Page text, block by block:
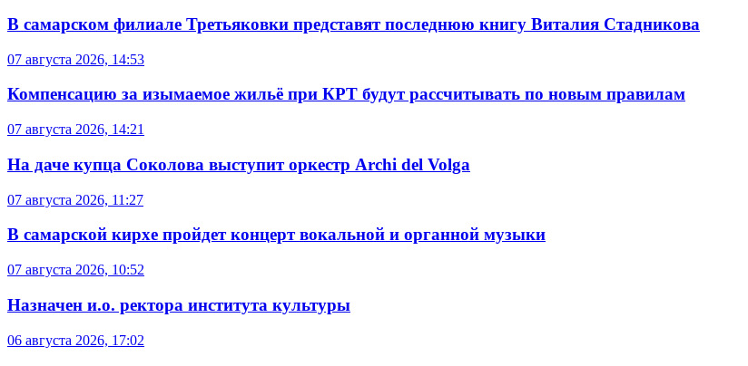
В самарском филиале Третьяковки представят последнюю книгу Виталия Стадникова
07 августа 2026, 14:53
Компенсацию за изымаемое жильё при КРТ будут рассчитывать по новым правилам
07 августа 2026, 14:21
На даче купца Соколова выступит оркестр Archi del Volga
07 августа 2026, 11:27
В самарской кирхе пройдет концерт вокальной и органной музыки
07 августа 2026, 10:52
Назначен и.о. ректора института культуры
06 августа 2026, 17:02